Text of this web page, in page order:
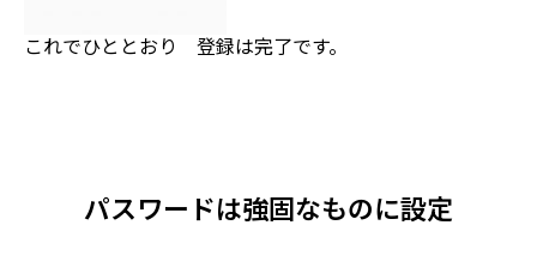
これでひととおり 登録は完了です。
パスワードは強固なものに設定